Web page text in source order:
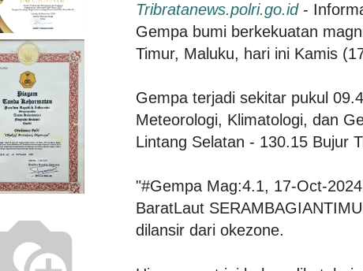
Tribratanews.polri.go.id -
Gempa bumi berkekuatan
Timur, Maluku, hari ini Kamis
Gempa terjadi sekitar pukul
Meteorologi, Klimatologi, dan
Lintang Selatan - 130.15 Bujur
"#Gempa Mag:4.1, 17-Oct-
BaratLaut
dilansir dari okezone.